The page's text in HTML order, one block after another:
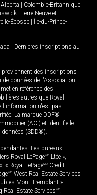
Alberta | Colombie-Britannique
| Terre-Neuve-et-
Écosse | Île-du-Prince-
| Dernières inscriptions au
des inscriptions
données de l'Association
en référence des
autres que Royal
l'information n'est pas
La marque DDF®
(ACI) et identifie le
(SDD®).
Les bureaux
Royal LePageMD Ltée »,
», « Royal LePageMD Credit
MD West Real Estate Services
Mont-Tremblant »
Estate ServicesMD